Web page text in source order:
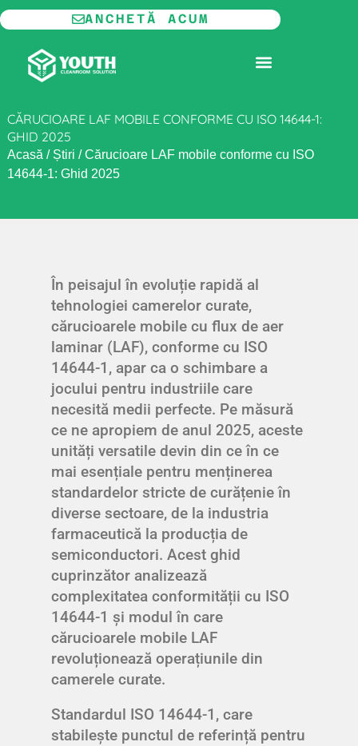
Skip
to
content
ANCHETĂ ACUM
CĂRUCIOARE LAF MOBILE CONFORME CU ISO 14644-1:
GHID 2025
Acasă / Știri /Cărucioare LAF mobile conforme cu ISO
14644-1: Ghid 2025
În peisajul în evoluție rapidă al
tehnologiei camerelor curate,
cărucioarele mobile cu flux de aer
laminar (LAF), conforme cu ISO
14644-1, apar ca o schimbare a
jocului pentru industriile care
necesită medii perfecte. Pe măsură
ce ne apropiem de anul 2025, aceste
unități versatile devin din ce în ce
mai esențiale pentru menținerea
standardelor stricte de curățenie în
diverse sectoare, de la industria
farmaceutică la producția de
semiconductori. Acest ghid
cuprinzător analizează
complexitatea conformității cu ISO
14644-1 și modul în care
cărucioarele mobile LAF
revoluționează operațiunile din
camerele curate.
Standardul ISO 14644-1, care
stabilește punctul de referință pentru